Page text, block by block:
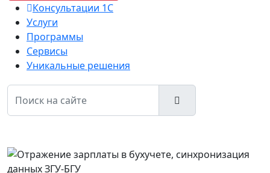
Консультации 1С
Услуги
Программы
Сервисы
Уникальные решения